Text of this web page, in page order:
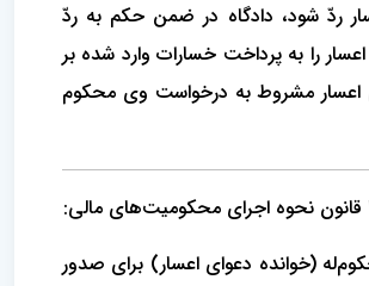
ردّ شود، دادگاه در ضمن حکم به ردّ
را به پرداخت خسارات وارد شده بر
اعسار مشروط به درخواست وی محکوم
(خوانده دعوای اعسار) برای صدور